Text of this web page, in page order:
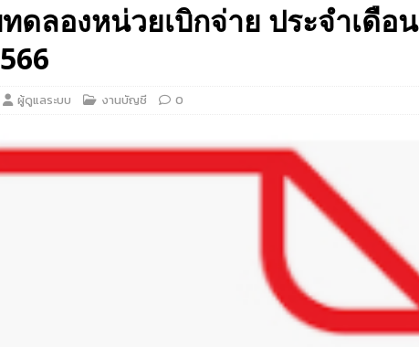
ดลองหน่วยเบิกจ่าย ประจำเดือน
ผู้ดูแลระบบ งานบัญชี 0